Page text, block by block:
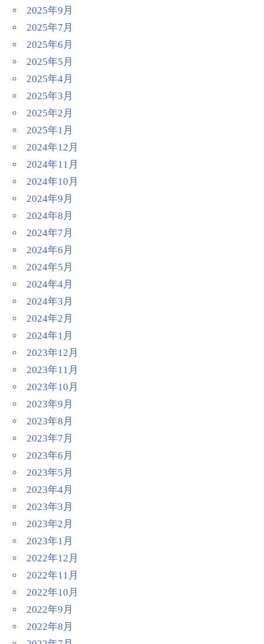
2025年9月
2025年7月
2025年6月
2025年5月
2025年4月
2025年3月
2025年2月
2025年1月
2024年12月
2024年11月
2024年10月
2024年9月
2024年8月
2024年7月
2024年6月
2024年5月
2024年4月
2024年3月
2024年2月
2024年1月
2023年12月
2023年11月
2023年10月
2023年9月
2023年8月
2023年7月
2023年6月
2023年5月
2023年4月
2023年3月
2023年2月
2023年1月
2022年12月
2022年11月
2022年10月
2022年9月
2022年8月